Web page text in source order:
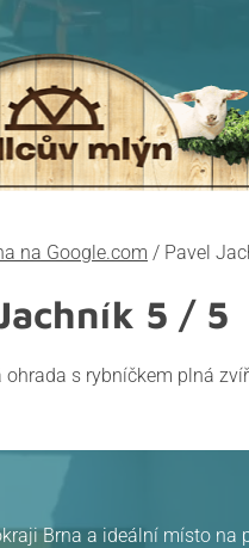
na Google.com / Pavel
5 / 5
s rybníčkem plná
Brna a ideální místo